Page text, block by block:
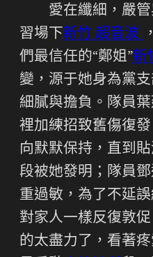
愛在纖細，嚴
習場下新竹 超音波
們最信任的“鄭姐”新
變，源于她身為黨
細膩與擔負。隊員
裡加練招致舊傷復發
向默默保持，直到
段被她發明；隊員
重過敏，為了不延
對家人一樣反復敦
的太盡力了，看著